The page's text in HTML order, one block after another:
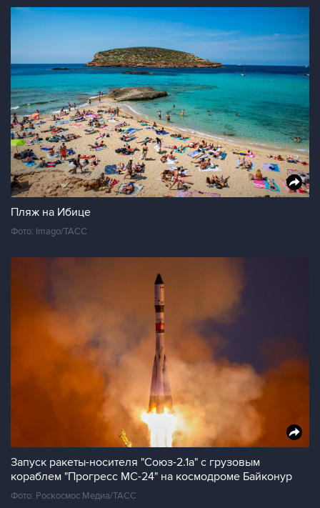
Пляж на Ибице
Фото: Imago/ТАСС
Запуск ракеты-носителя "Союз-2.1а" с грузовым
кораблем "Прогресс МС-24" на космодроме Байконур
Фото: Роскосмос Медиа/ТАСС